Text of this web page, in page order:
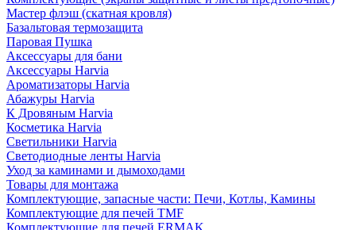
Мастер флэш (скатная кровля)
Базальтовая термозащита
Паровая Пушка
Аксессуары для бани
Аксессуары Harvia
Ароматизаторы Harvia
Абажуры Harvia
К Дровяным Harvia
Косметика Harvia
Светильники Harvia
Светодиодные ленты Harvia
Уход за каминами и дымоходами
Товары для монтажа
Комплектующие, запасные части: Печи, Котлы, Камины
Комплектующие для печей TMF
Комплектующие для печей ERMAK